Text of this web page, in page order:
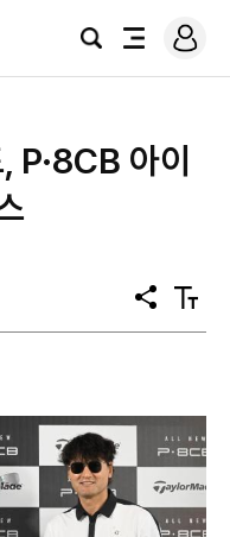
검
전
로
그
P·8CB 아이
공
유
텍
스